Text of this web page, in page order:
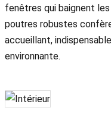
fenêtres qui baignent
poutres robustes
accueillant,
environnante.